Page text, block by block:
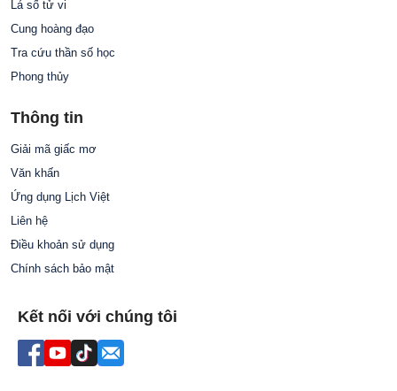
Lá số tử vi
Cung hoàng đạo
Tra cứu thần số học
Phong thủy
Thông tin
Giải mã giấc mơ
Văn khấn
Ứng dụng Lịch Việt
Liên hệ
Điều khoản sử dụng
Chính sách bảo mật
Kết nối với chúng tôi